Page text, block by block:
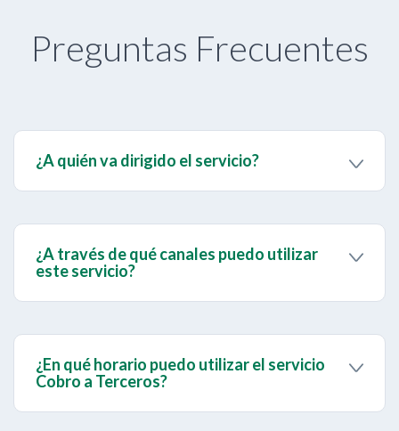
Preguntas Frecuentes
¿A quién va dirigido el servicio?
¿A través de qué canales puedo utilizar
este servicio?
¿En qué horario puedo utilizar el servicio
Cobro a Terceros?